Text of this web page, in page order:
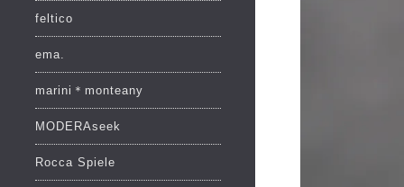
feltico
ema.
marini＊monteany
MODERAseek
Rocca Spiele